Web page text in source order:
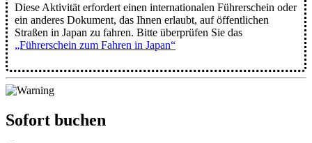
Diese Aktivität erfordert einen internationalen Führerschein oder
ein anderes Dokument, das Ihnen erlaubt, auf öffentlichen
Straßen in Japan zu fahren. Bitte überprüfen Sie das
„Führerschein zum Fahren in Japan“
Sofort buchen